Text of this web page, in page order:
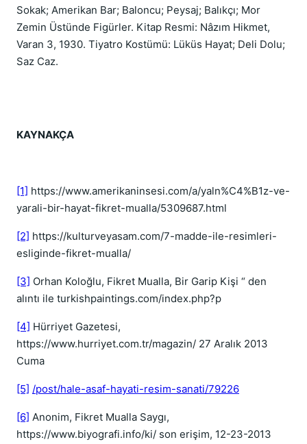
Sokak; Amerikan Bar; Baloncu; Peysaj; Balıkçı; Mor
Zemin Üstünde Figürler. Kitap Resmi: Nâzım Hikmet,
Varan 3, 1930. Tiyatro Kostümü: Lüküs Hayat; Deli Dolu;
Saz Caz.
KAYNAKÇA
[1] https://www.amerikaninsesi.com/a/yaln%C4%B1z-ve-
yarali-bir-hayat-fikret-mualla/5309687.html
[2] https://kulturveyasam.com/7-madde-ile-resimleri-
esliginde-fikret-mualla/
[3] Orhan Koloğlu, Fikret Mualla, Bir Garip Kişi “ den
alıntı ile turkishpaintings.com/index.php?p
[4] Hürriyet Gazetesi,
https://www.hurriyet.com.tr/magazin/ 27 Aralık 2013
Cuma
[5] /post/hale-asaf-hayati-resim-sanati/79226
[6] Anonim, Fikret Mualla Saygı,
https://www.biyografi.info/ki/ son erişim, 12-23-2013